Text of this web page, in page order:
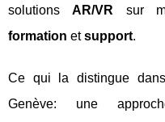
solutionsAR/VR sur
formation etsupport.
Ce qui la distingue
Genève: une